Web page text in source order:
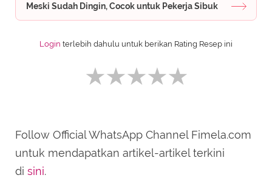
Meski Sudah Dingin, Cocok untuk Pekerja Sibuk
Login terlebih dahulu untuk berikan Rating Resep ini
SUBMIT REVIEW
Follow Official WhatsApp Channel Fimela.com
untuk mendapatkan artikel-artikel terkini
di sini.